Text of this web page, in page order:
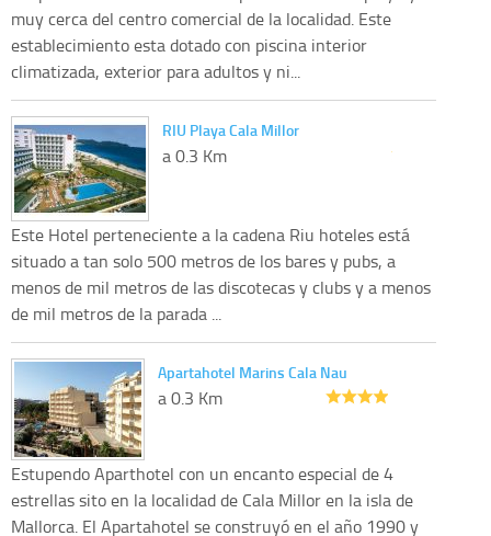
muy cerca del centro comercial de la localidad. Este
establecimiento esta dotado con piscina interior
climatizada, exterior para adultos y ni...
RIU Playa Cala Millor
a 0.3 Km
Este Hotel perteneciente a la cadena Riu hoteles está
situado a tan solo 500 metros de los bares y pubs, a
menos de mil metros de las discotecas y clubs y a menos
de mil metros de la parada ...
Apartahotel Marins Cala Nau
a 0.3 Km
Estupendo Aparthotel con un encanto especial de 4
estrellas sito en la localidad de Cala Millor en la isla de
Mallorca. El Apartahotel se construyó en el año 1990 y